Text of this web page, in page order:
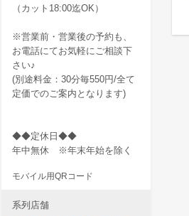
（カット18:00迄OK）
※営業前・営業後の予約も、
お電話にてお気軽にご相談下
さい♪
(別途料金：30分毎550円/全て
定価でのご案内となります)
◆◆定休日◆◆
年中無休 ※年末年始を除く
モバイル用QRコード
系列店舗